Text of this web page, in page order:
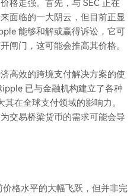
格走强。首先，与 SEC 正在
面临的一大阴云，但目前正显
能够和解或赢得诉讼，它可
闸门，这可能会推高其价格。
高效的跨境支付解决方案的使
已与金融机构建立了各种
在全球支付领域的影响力。
交易桥梁货币的需求可能会导
格水平的大幅飞跃，但并非完